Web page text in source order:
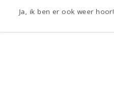
Ja, ik ben er ook weer hoor!